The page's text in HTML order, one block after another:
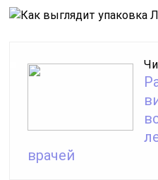
врачей